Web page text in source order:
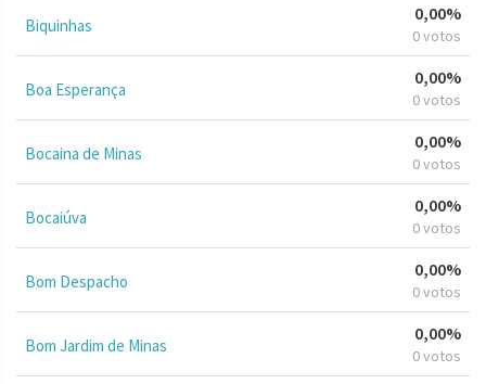
Biquinhas
0,00%
0 votos
Boa Esperança
0,00%
0 votos
Bocaina de Minas
0,00%
0 votos
Bocaiúva
0,00%
0 votos
Bom Despacho
0,00%
0 votos
Bom Jardim de Minas
0,00%
0 votos